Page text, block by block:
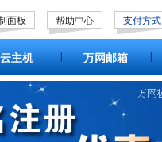
面板 帮助中心 支付方式
主机 万网邮箱